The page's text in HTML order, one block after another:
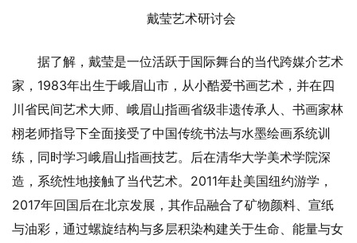
戴莹艺术研讨会
据了解，戴莹是一位活跃于国际舞台的当代跨媒介艺术
家，1983年出生于峨眉山市，从小酷爱书画艺术，并在四
川省民间艺术大师、峨眉山指画省级非遗传承人、书画家林
栩老师指导下全面接受了中国传统书法与水墨绘画系统训
练，同时学习峨眉山指画技艺。后在清华大学美术学院深
造，系统性地接触了当代艺术。2011年赴美国纽约游学，
2017年回国后在北京发展，其作品融合了矿物颜料、宣纸
与油彩，通过‌螺旋结构‌与‌多层积染‌构建关于生命、能量与女